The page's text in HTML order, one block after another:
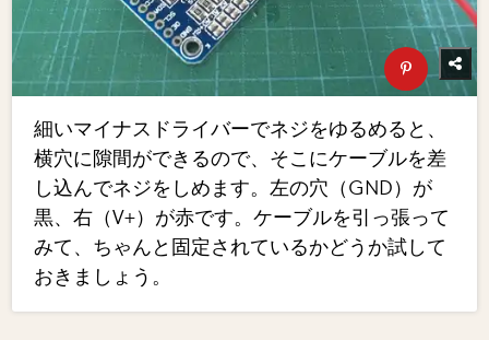
細いマイナスドライバーでネジをゆるめると、
横穴に隙間ができるので、そこにケーブルを差
し込んでネジをしめます。左の穴（GND）が
黒、右（V+）が赤です。ケーブルを引っ張って
みて、ちゃんと固定されているかどうか試して
おきましょう。